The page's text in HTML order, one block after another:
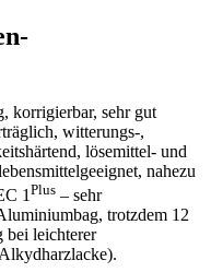
korrigierbar, sehr gut
witterungs-,
lösemittel- und
nahezu
1 Plus – sehr
trotzdem 12
bei leichterer